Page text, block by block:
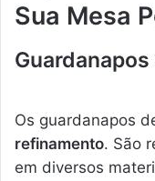
Sua Mesa
Os guardanapos
refinamento. São
em diversos